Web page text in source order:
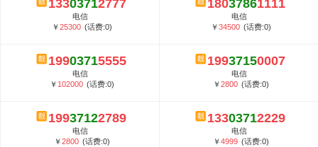
13303712777
电信
￥25300 (话费:0)
18037861111
电信
￥34500 (话费:0)
19903715555
电信
￥ 102000 (话费:0)
19937150007
电信
￥2800 (话费:0)
19937122789
电信
￥2800 (话费:0)
13303712229
电信
￥4999 (话费:0)